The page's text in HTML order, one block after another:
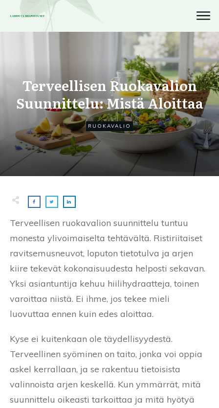
Terveellisen Ruokavalion
Suunnittelu: Mistä Aloittaa
RUOKAVALIO
Terveellisen ruokavalion suunnittelu tuntuu
monesta ylivoimaiselta tehtävältä. Ristiriitaiset
ravitsemusneuvot, loputon tietotulva ja arjen
kiire tekevät kokonaisuudesta helposti sekavan.
Yksi asiantuntija kehuu hiilihydraatteja, toinen
varoittaa niistä. Ei ihme, jos tekee mieli
luovuttaa ennen kuin edes aloittaa.
Kyse ei kuitenkaan ole täydellisyydestä.
Terveellinen syöminen on taito, jonka voi oppia
askel kerrallaan, ja se rakentuu tietoisista
valinnoista arjen keskellä. Kun ymmärrät, mitä
suunnittelu oikeasti tarkoittaa ja mitä hyötyä